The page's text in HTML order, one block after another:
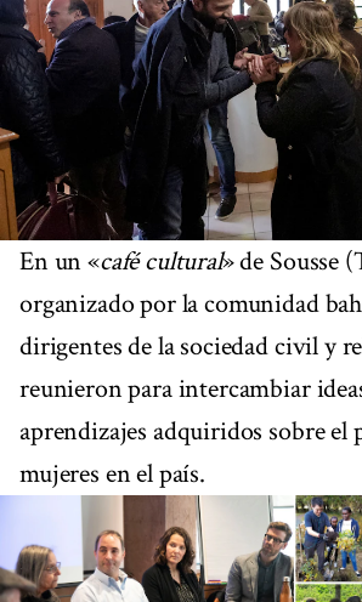
En un «café cultural» de Sousse
organizado por la comunidad
dirigentes de la sociedad civil y
reunieron para intercambiar
aprendizajes adquiridos sobre el
mujeres en el país.